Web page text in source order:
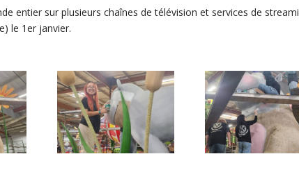
entier sur plusieurs chaînes de télévision et services de
le 1er janvier.